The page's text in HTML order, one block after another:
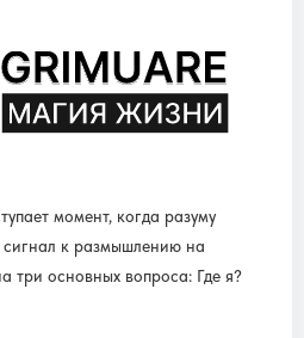
момент, когда разуму
к размышлению на
три основных вопроса: Где я?